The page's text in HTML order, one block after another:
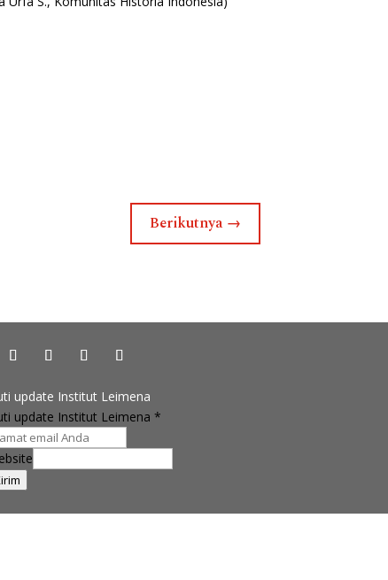
Berikutnya→
update Institut Leimena
update Institut Leimena *